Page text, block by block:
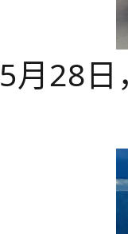
5月28日